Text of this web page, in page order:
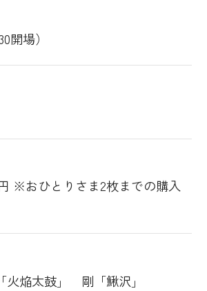
開場）
※おひとりさま2枚までの購入
焔太鼓」 剛「鰍沢」